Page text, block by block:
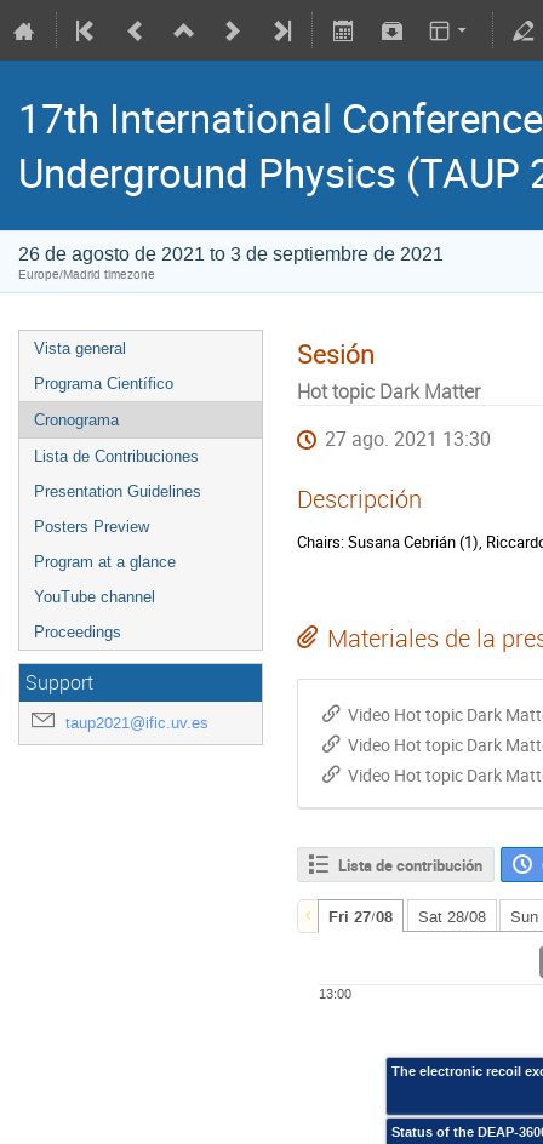
17th International
Underground Physics (TAUP
26 de agosto de 2021 to 3 de septiembre de 2021
Europe/Madrid timezone
Vista general
Programa Científico
Cronograma
Lista de Contribuciones
Presentation Guidelines
Posters Preview
Program at a glance
YouTube channel
Proceedings
Support
taup2021@ific.uv.es
Sesión
Hot topic Dark Matter
27 ago. 2021 13:30
Descripción
Chairs: Susana Cebrián (1),
Materiales de la
Video Hot topic Dark
Video Hot topic Dark
Video Hot topic Dark
Lista de contribución
Fri 27/08 Sat 28/08 Sun
13:00
The electronic recoil
Status of the DEAP-